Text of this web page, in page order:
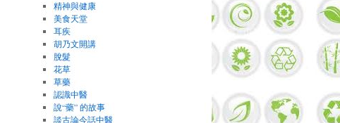
精神與健康
美食天堂
耳疾
胡乃文開講
脫髮
花草
草藥
認識中醫
說“藥” 的故事
談古論今話中醫